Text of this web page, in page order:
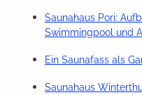
Saunahaus Pori:
Swimmingpool und
Ein Saunafass als
Saunahaus